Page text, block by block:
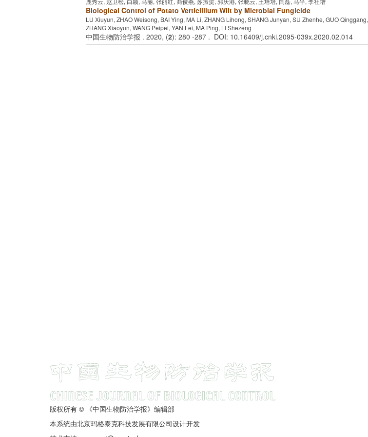
Biological Control of Potato Verticillium Wilt by Microbial Fungicide
LU Xiuyun, ZHAO Weisong, BAI Ying, MA Li, ZHANG Lihong, SHANG Junyan, SU Zhenhe, GUO Qinggang,
ZHANG Xiaoyun, WANG Peipei, YAN Lei, MA Ping, LI Shezeng
中国生物防治学报 . 2020, (2): 280 -287 . DOI: 10.16409/j.cnki.2095-039x.2020.02.014
版权所有 © 《中国生物防治学报》编辑部
本系统由北京玛格泰克科技发展有限公司设计开发